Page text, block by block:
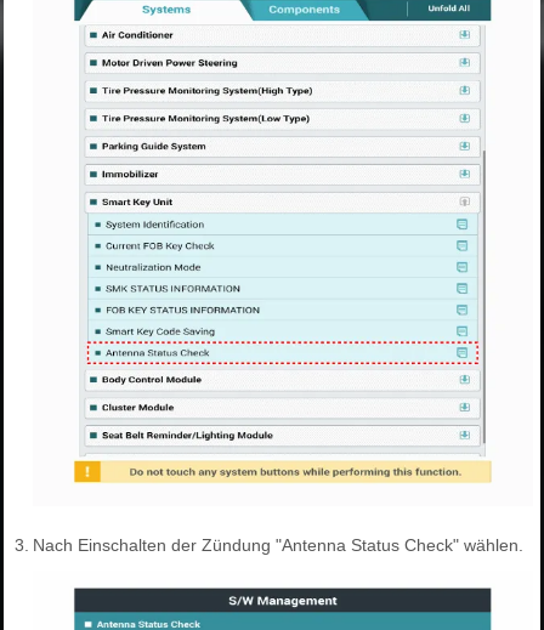
3. Nach Einschalten der Zündung "Antenna Status Check" wählen.